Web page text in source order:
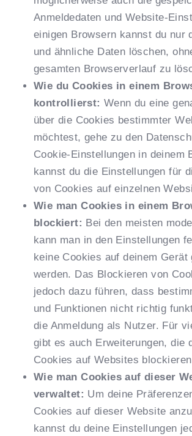
Anmeldedaten und Website-
einigen Browsern kannst du nur
und ähnliche Daten löschen,
gesamten Browserverlauf zu
Wie du Cookies in einem
kontrollierst: Wenn du eine
über die Cookies bestimmter
möchtest, gehe zu den
Cookie-Einstellungen in deinem
kannst du die Einstellungen für
von Cookies auf einzelnen
Wie man Cookies in einem
blockiert: Bei den meisten
kann man in den Einstellungen
keine Cookies auf deinem Gerät
werden. Das Blockieren von
jedoch dazu führen, dass
und Funktionen nicht richtig
die Anmeldung als Nutzer. Für
gibt es auch Erweiterungen, die
Cookies auf Websites
Wie man Cookies auf dieser
verwaltet: Um deine
Cookies auf dieser Website
kannst du deine Einstellungen